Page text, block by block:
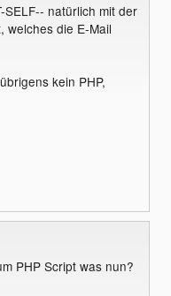
SELF-- natürlich mit der
welches die E-Mail
kein PHP,
PHP Script was nun?